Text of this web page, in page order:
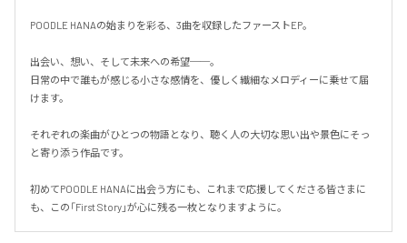
POODLE HANAの始まりを彩る、3曲を収録したファーストEP。
出会い、想い、そして未来への希望──。
日常の中で誰もが感じる小さな感情を、優しく繊細なメロディーに乗せて届
けます。
それぞれの楽曲がひとつの物語となり、聴く人の大切な思い出や景色にそっ
と寄り添う作品です。
初めてPOODLE HANAに出会う方にも、これまで応援してくださる皆さまに
も、この「First Story」が心に残る一枚となりますように。